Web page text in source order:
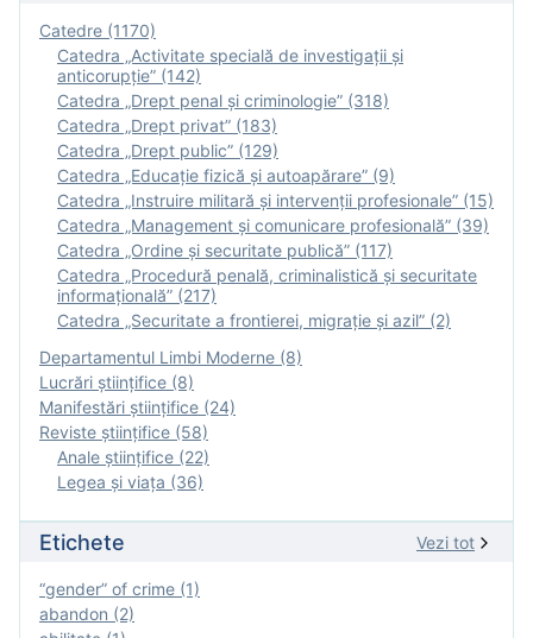
Catedre (1170)
Catedra „Activitate specială de investigaţii şi
anticorupție” (142)
Catedra „Drept penal și criminologie” (318)
Catedra „Drept privat” (183)
Catedra „Drept public” (129)
Catedra „Educație fizică şi autoapărare” (9)
Catedra „Instruire militară şi intervenţii profesionale” (15)
Catedra „Management și comunicare profesională” (39)
Catedra „Ordine și securitate publică” (117)
Catedra „Procedură penală, criminalistică și securitate
informațională” (217)
Catedra „Securitate a frontierei, migrație și azil” (2)
Departamentul Limbi Moderne (8)
Lucrări științifice (8)
Manifestări ştiinţifice (24)
Reviste ştiinţifice (58)
Anale ştiinţifice (22)
Legea şi viaţa (36)
Etichete Vezi tot
“gender” of crime (1)
abandon (2)